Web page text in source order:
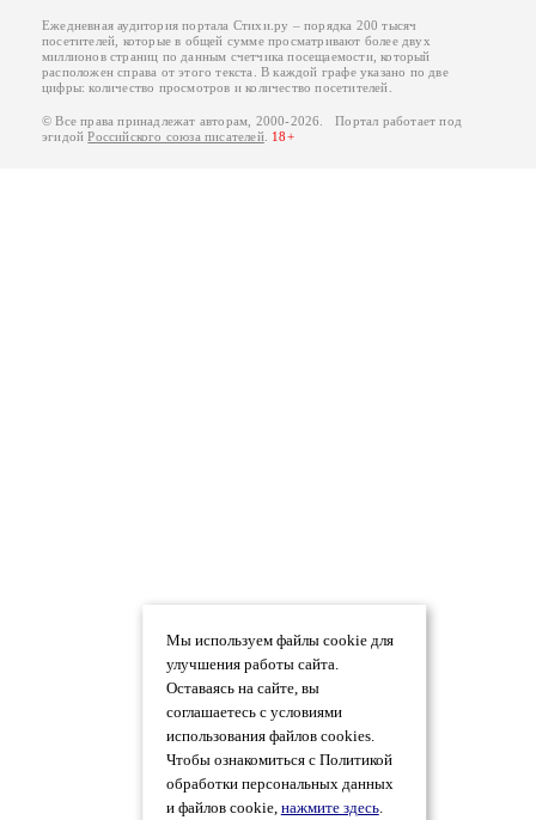
Мы используем файлы cookie для
улучшения работы сайта.
Оставаясь на сайте, вы
соглашаетесь с условиями
использования файлов cookies.
Чтобы ознакомиться с Политикой
обработки персональных данных
и файлов cookie, нажмите здесь.
Ежедневная аудитория портала Стихи.ру – порядка 200 тысяч
посетителей, которые в общей сумме просматривают более двух
миллионов страниц по данным счетчика посещаемости, который
расположен справа от этого текста. В каждой графе указано по две
цифры: количество просмотров и количество посетителей.
© Все права принадлежат авторам, 2000-2026. Портал работает под
эгидойРоссийского союза писателей. 18+